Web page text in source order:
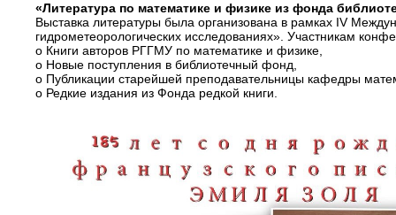
«Литература по математике и физике из фонда
Выставка литературы была организована в рамках IV
гидрометеорологических исследованиях». Участникам
o Книги авторов РГГМУ по математике и физике,
o Новые поступления в библиотечный фонд,
o Публикации старейшей преподавательницы кафедры
o Редкие издания из Фонда редкой книги.